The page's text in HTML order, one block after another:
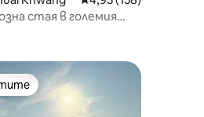
отзива
стая в големия